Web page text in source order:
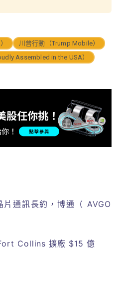
川普行動（Trump Mobile）
Assembled in the USA）
通訊長約，博通（ AVGO
Collins 擴廠 $15 億